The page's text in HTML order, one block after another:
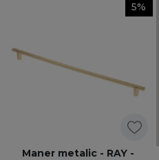
5%
Maner metalic - RAY -